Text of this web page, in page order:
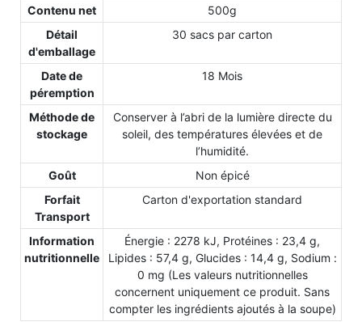
Contenu net
500g
Détail
d'emballage
30 sacs par carton
Date de
péremption
18 Mois
Méthode de
stockage
Conserver à l’abri de la lumière directe du
soleil, des températures élevées et de
l’humidité.
Goût
Non épicé
Forfait
Transport
Carton d'exportation standard
Information
nutritionnelle
Énergie : 2278 kJ, Protéines : 23,4 g,
Lipides : 57,4 g, Glucides : 14,4 g, Sodium :
0 mg (Les valeurs nutritionnelles
concernent uniquement ce produit. Sans
compter les ingrédients ajoutés à la soupe)